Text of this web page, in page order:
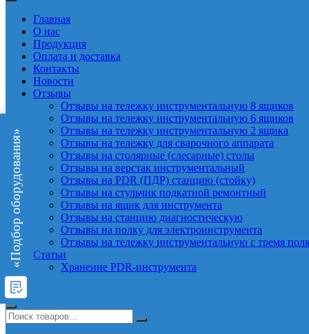
Главная
О нас
Продукция
Оплата и доставка
Контакты
Новости
Отзывы
Отзывы на тележку инструментальную 8 ящиков
Отзывы на тележку инструментальную 6 ящиков
Отзывы на тележку инструментальную 2 ящика
Отзывы на тележку для сварочного аппарата
Отзывы на столярные (слесарные) столы
Отзывы на верстак инструментальный
Отзывы на PDR (ПДР) станцию (стойку)
Отзывы на стульчик подкатной ремонтный
Отзывы на ящик для инструмента
Отзывы на станцию диагностическую
Отзывы на полку для электроинструмента
Отзывы на тележку инструментальную с тремя
Статьи
Хранение PDR-инструмента
«Подбор оборудования»